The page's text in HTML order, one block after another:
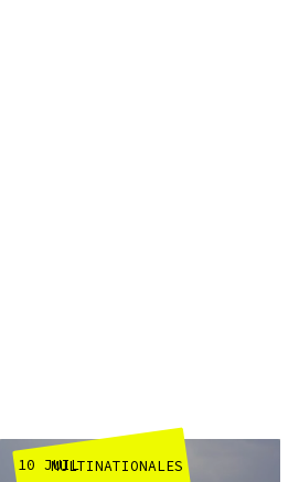
MULTINATIONALES
10 JUIL